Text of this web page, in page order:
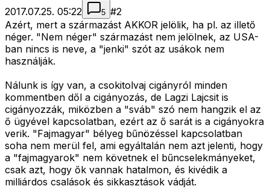
2017.07.25. 05:22
5 #2
Azért, mert a származást AKKOR jelölik, ha pl. az illető
néger. "Nem néger" származást nem jelölnek, az USA-
ban nincs is neve, a "jenki" szót az usákok nem
használják.
Nálunk is így van, a csokitolvaj cigányról minden
kommentben dől a cigányozás, de Lagzi Lajcsit is
cigányozzák, miközben a "sváb" szó nem hangzik el az
ő ügyével kapcsolatban, ezért az ő sarát is a cigányokra
verik. "Fajmagyar" bélyeg bűnözéssel kapcsolatban
soha nem merül fel, ami egyáltalán nem azt jelenti, hogy
a "fajmagyarok" nem követnek el bűncselekmányeket,
csak azt, hogy ők vannak hatalmon, és kivédik a
milliárdos csalások és sikkasztások vádját.